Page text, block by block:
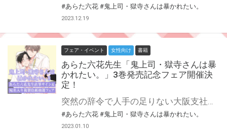
#あらた六花 #鬼上司・獄寺さんは暴かれたい。
2023.12.19
フェア・イベント 女性向け 書籍
あらた六花先生「鬼上司・獄寺さんは暴
かれたい。」3巻発売記念フェア開催決
定！
#あらた六花 #鬼上司・獄寺さんは暴かれたい。
2023.01.10